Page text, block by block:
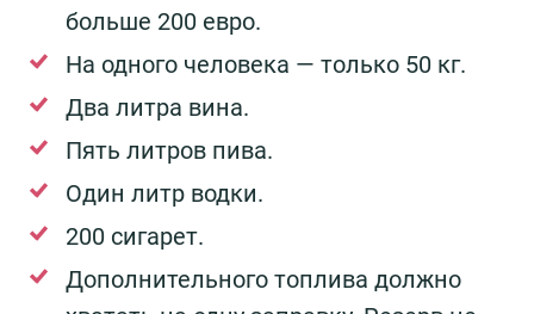
больше 200 евро.
На одного человека — только 50 кг.
Два литра вина.
Пять литров пива.
Один литр водки.
200 сигарет.
Дополнительного топлива должно